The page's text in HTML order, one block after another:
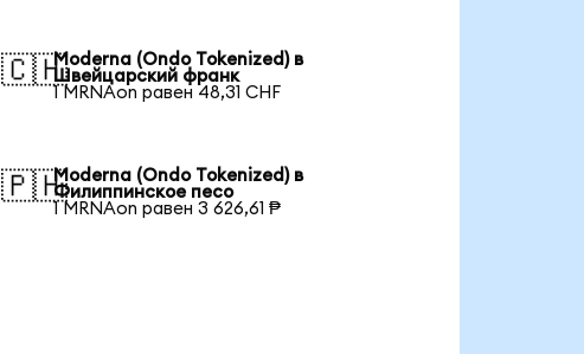
🇨🇭Moderna (Ondo Tokenized) в
Швейцарский франк
1 MRNAon равен 48,31 CHF
🇵🇭Moderna (Ondo Tokenized) в
Филиппинское песо
1 MRNAon равен 3 626,61 ₱